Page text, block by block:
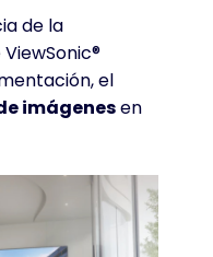
de la
el
imágenesen